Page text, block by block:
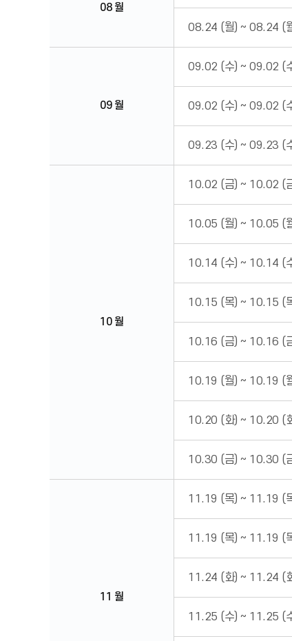
08 월
08.24 (월) ~ 08.24 (
09 월
09.02 (수) ~ 09.02 (
09.02 (수) ~ 09.02 (
09.23 (수) ~ 09.23 (
10 월
10.02 (금) ~ 10.02 (
10.05 (월) ~ 10.05 (
10.14 (수) ~ 10.14 (
10.15 (목) ~ 10.15 (
10.16 (금) ~ 10.16 (
10.19 (월) ~ 10.19 (
10.20 (화) ~ 10.20 (
10.30 (금) ~ 10.30 (
11 월
11.19 (목) ~ 11.19 (
11.19 (목) ~ 11.19 (
11.24 (화) ~ 11.24 (
11.25 (수) ~ 11.25 (